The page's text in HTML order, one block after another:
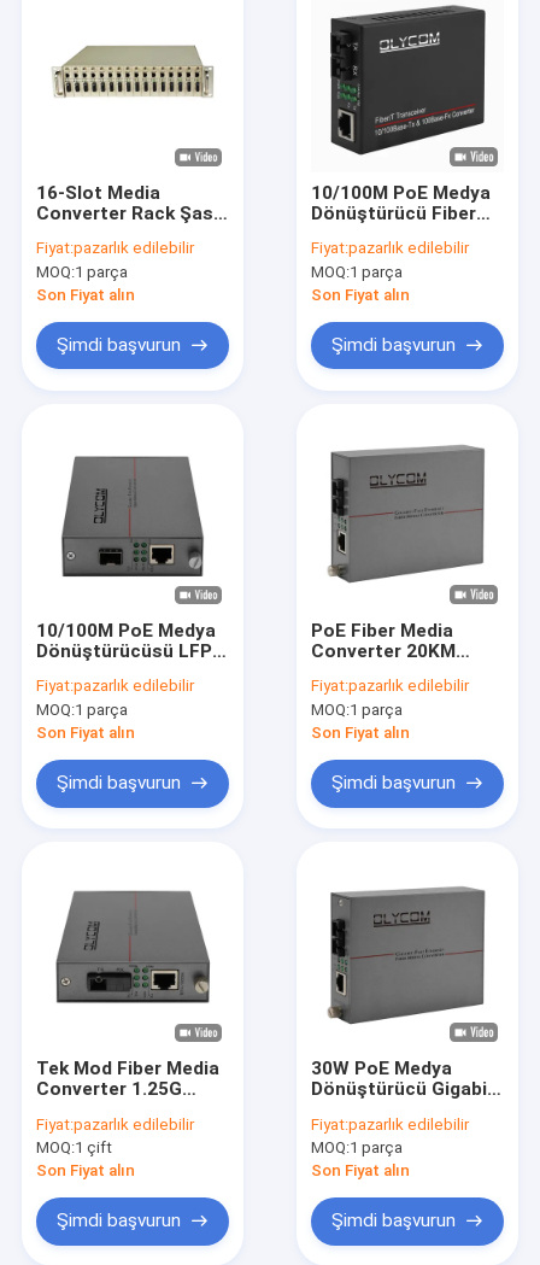
Ürün:% s
VR Gösterisi
Hakkımızda
Bizimle iletişime geçin
Haberler
Endüstriyel Ağ Anahtarı
Endüstriyel Yönetilen Ethernet Anahtarı
Endüstriyel Yönetilmeyen POE Anahtarı
Endüstriyel Yönetimli POE Anahtarı
Endüstriyel Ethernet Medya Dönüştürücü
16-Slot Media
Converter Rack Şasi
Boyutu Yönetilmemiş
Fiyat:pazarlık edilebilir
MOQ:1 parça
Son Fiyat alın
Şimdi başvurun
10/100M PoE Medya
Dönüştürücü Fiber
SC IPC CE için çift
fiber
Fiyat:pazarlık edilebilir
MOQ:1 parça
Son Fiyat alın
Şimdi başvurun
10/100M PoE Medya
Dönüştürücüsü LFPT
Optics Unmanaged
DC5V
Fiyat:pazarlık edilebilir
MOQ:1 parça
Son Fiyat alın
Şimdi başvurun
PoE Fiber Media
Converter 20KM
PoE 48V Çıkış SC
Port Yönetilmemiş
Fiyat:pazarlık edilebilir
MOQ:1 parça
Son Fiyat alın
Şimdi başvurun
Tek Mod Fiber Media
Converter 1.25G
Yönetilmeyen 30W
PoE
Fiyat:pazarlık edilebilir
MOQ:1 çift
Son Fiyat alın
Şimdi başvurun
30W PoE Medya
Dönüştürücü Gigabit
Rack Mounted Duplex
SC Port AC Giriş
Fiyat:pazarlık edilebilir
MOQ:1 parça
Son Fiyat alın
Şimdi başvurun